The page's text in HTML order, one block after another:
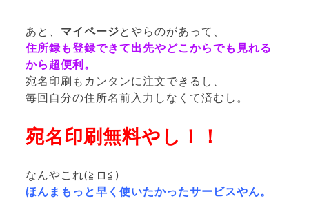
あと、 マイページとやらのがあって、
住所録も登録できて出先やどこからでも見れる
から超便利。
宛名印刷もカンタンに注文できるし、
毎回自分の住所名前入力しなくて済むし。
宛名印刷無料やし！！
なんやこれ(≧ロ≦)
ほんまもっと早く使いたかったサービスやん。